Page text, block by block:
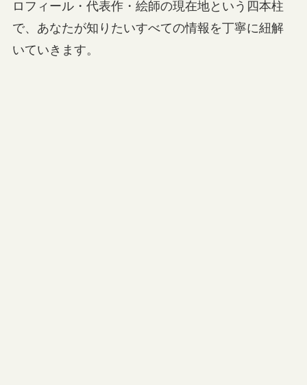
ロフィール・代表作・絵師の現在地という四本柱
で、あなたが知りたいすべての情報を丁寧に紐解
いていきます。